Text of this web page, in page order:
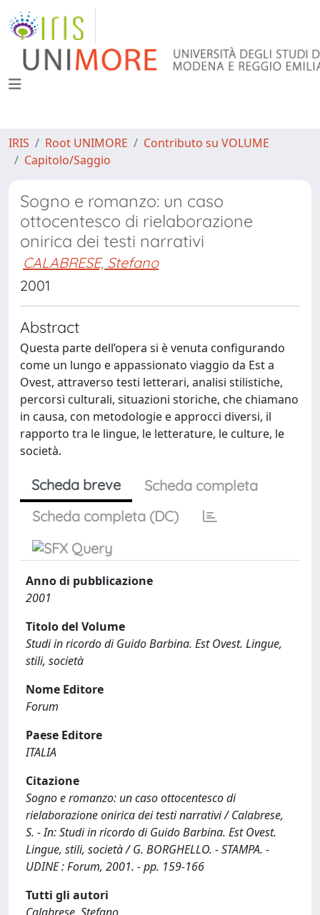
IRIS Root UNIMORE
Contributo su VOLUME
Capitolo/Saggio
Sogno e romanzo: un caso
ottocentesco di rielaborazione
onirica dei testi narrativi
CALABRESE, Stefano
2001
Abstract
Questa parte dell’opera si è venuta configurando
come un lungo e appassionato viaggio da Est a
Ovest, attraverso testi letterari, analisi stilistiche,
percorsi culturali, situazioni storiche, che chiamano
in causa, con metodologie e approcci diversi, il
rapporto tra le lingue, le letterature, le culture, le
società.
Scheda breve
Scheda completa
Scheda completa (DC)
Anno di pubblicazione
2001
Titolo del Volume
Studi in ricordo di Guido Barbina. Est Ovest. Lingue,
stili, società
Nome Editore
Forum
Paese Editore
ITALIA
Citazione
Sogno e romanzo: un caso ottocentesco di
rielaborazione onirica dei testi narrativi / Calabrese,
S. - In: Studi in ricordo di Guido Barbina. Est Ovest.
Lingue, stili, società / G. BORGHELLO. - STAMPA. -
UDINE : Forum, 2001. - pp. 159-166
Tutti gli autori